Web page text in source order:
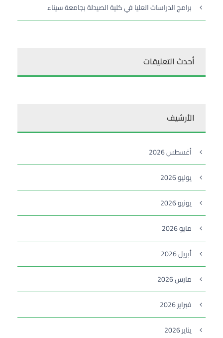
برامج الدراسات العليا في كلية الصيدلة بجامعة سيناء
أحدث التعليقات
الأرشيف
أغسطس 2026
يوليو 2026
يونيو 2026
مايو 2026
أبريل 2026
مارس 2026
فبراير 2026
يناير 2026